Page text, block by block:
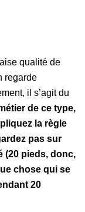
qualité de
regarde
il s’agit du
de ce type,
la règle
pas sur
(20 pieds, donc,
chose qui se
20